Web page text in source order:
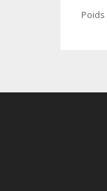
Poids